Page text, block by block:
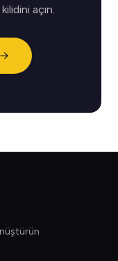
açın.